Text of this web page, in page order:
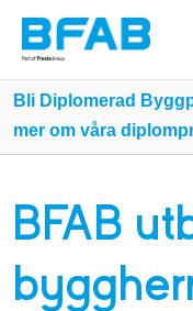
Klickahärför att
Bli Diplomerad
mer om våra
BFAB